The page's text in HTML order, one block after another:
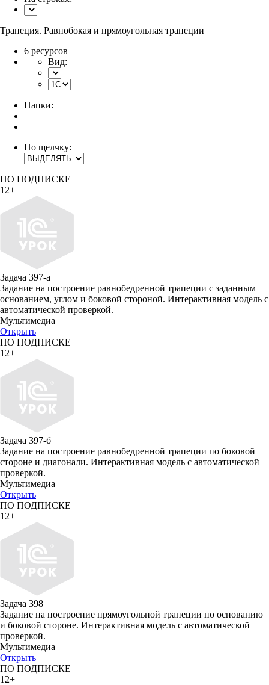
Трапеция. Равнобокая и прямоугольная трапеции
6 ресурсов
Вид:
Папки:
По щелчку:
ПО ПОДПИСКЕ
12+
Задача 397-а
Задание на построение равнобедренной трапеции с заданным
основанием, углом и боковой стороной. Интерактивная модель с
автоматической проверкой.
Мультимедиа
Открыть
ПО ПОДПИСКЕ
12+
Задача 397-б
Задание на построение равнобедренной трапеции по боковой
стороне и диагонали. Интерактивная модель с автоматической
проверкой.
Мультимедиа
Открыть
ПО ПОДПИСКЕ
12+
Задача 398
Задание на построение прямоугольной трапеции по основанию
и боковой стороне. Интерактивная модель с автоматической
проверкой.
Мультимедиа
Открыть
ПО ПОДПИСКЕ
12+